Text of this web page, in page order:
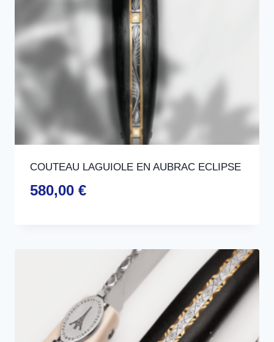
COUTEAU LAGUIOLE EN AUBRAC ECLIPSE
580,00 €